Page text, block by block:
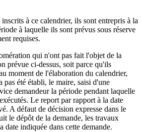
à ce calendrier, ils sont entrepris à la
à laquelle ils sont prévus sous réserve
requises.
qui n'ont pas fait l'objet de la
prévue ci-dessus, soit parce qu'ils
moment de l'élaboration du calendrier,
pas été établi, le maire, saisi d'une
demandeur la période pendant laquelle
Le report par rapport à la date
A défaut de décision expresse dans le
le dépôt de la demande, les travaux
date indiquée dans cette demande.